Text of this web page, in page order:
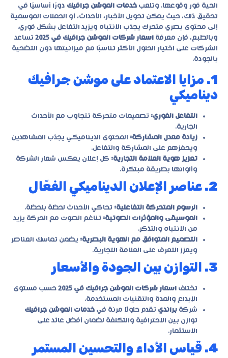
الحية فور وقوعها. وتلعب خدمات الموشن جرافيك دورًا أساسيًا في
تحقيق ذلك، حيث يمكن تحويل الأخبار، الأحداث، أو الحملات الموسمية
إلى محتوى بصري متحرك يجذب الانتباه ويزيد التفاعل بشكل فوري.
وبالطبع، فإن معرفة اسعار شركات الموشن جرافيك في 2025
تساعد
الشركات على اختيار الحلول الأكثر تناسبًا مع ميزانيتها دون التضحية
بالجودة.
1. مزايا الاعتماد على موشن جرافيك
ديناميكي
التفاعل الفوري: تصميمات متحركة تتجاوب مع الأحداث
الجارية.
زيادة معدل المشاركة: المحتوى الديناميكي يجذب المشاهدين
ويحفزهم على المشاركة والتفاعل.
تعزيز هوية العلامة التجارية: كل إعلان يعكس شعار الشركة
وألوانها بطريقة مبتكرة.
2. عناصر الإعلان الديناميكي الفعّال
الرسوم المتحركة التفاعلية: تحاكي الأحداث لحظة بلحظة.
الموسيقى والمؤثرات الصوتية: تناغم الصوت مع الحركة يزيد
من الانتباه والتذكر.
التصميم المتوافق مع الهوية البصرية: يضمن تماسك العناصر
ويعزز التعرف على العلامة التجارية.
3. التوازن بين الجودة والأسعار
تختلف اسعار شركات الموشن جرافيك في 2025
حسب مستوى
الإبداع والمدة والتقنيات المستخدمة.
شركة براندي تقدم حلولًا مرنة في خدمات الموشن جرافيك
توازن بين الاحترافية والتكلفة لضمان أفضل عائد على
الاستثمار.
4. قياس الأداء والتحسين المستمر